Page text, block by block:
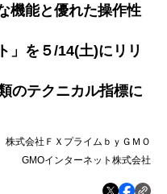
機能と優れた操作性
」を５/14(土)にリリ
のテクニカル指標に
株式会社ＦＸプライムｂｙＧＭＯ
GMOインターネット株式会社